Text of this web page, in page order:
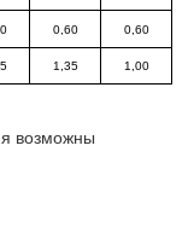
0,60 0,60
1,35 1,00
возможны